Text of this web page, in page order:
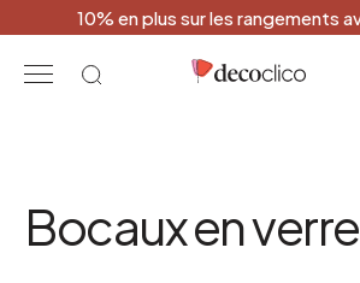
10% en plus sur les rangements
Bocaux en verre